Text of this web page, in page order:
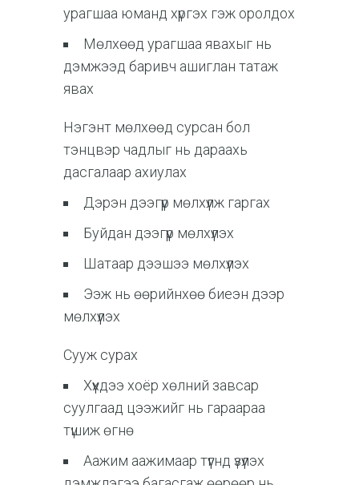
урагшаа юманд хүргэх гэж оролдох
Мөлхөөд урагшаа явахыг нь
дэмжээд баривч ашиглан татаж
явах
Нэгэнт мөлхөөд сурсан бол
тэнцвэр чадлыг нь дараахь
дасгалаар ахиулах
Дэрэн дээгүүр мөлхүүлж гаргах
Буйдан дээгүүр мөлхүүлэх
Шатаар дээшээ мөлхүүлэх
Ээж нь өөрийнхөө биеэн дээр
мөлхүүлэх
Сууж сурах
Хүүхдээ хоёр хөлний завсар
суулгаад цээжийг нь гараараа
түшиж өгнө
Аажим аажимаар түүгнд үзүүлэх